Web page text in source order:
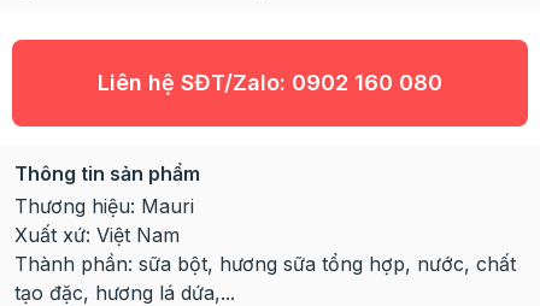
Liên hệ SĐT/Zalo: 0902 160 080
Thông tin sản phẩm
Thương hiệu: Mauri
Xuất xứ: Việt Nam
Thành phần: sữa bột, hương sữa tổng hợp, nước, chất
tạo đặc, hương lá dứa,...